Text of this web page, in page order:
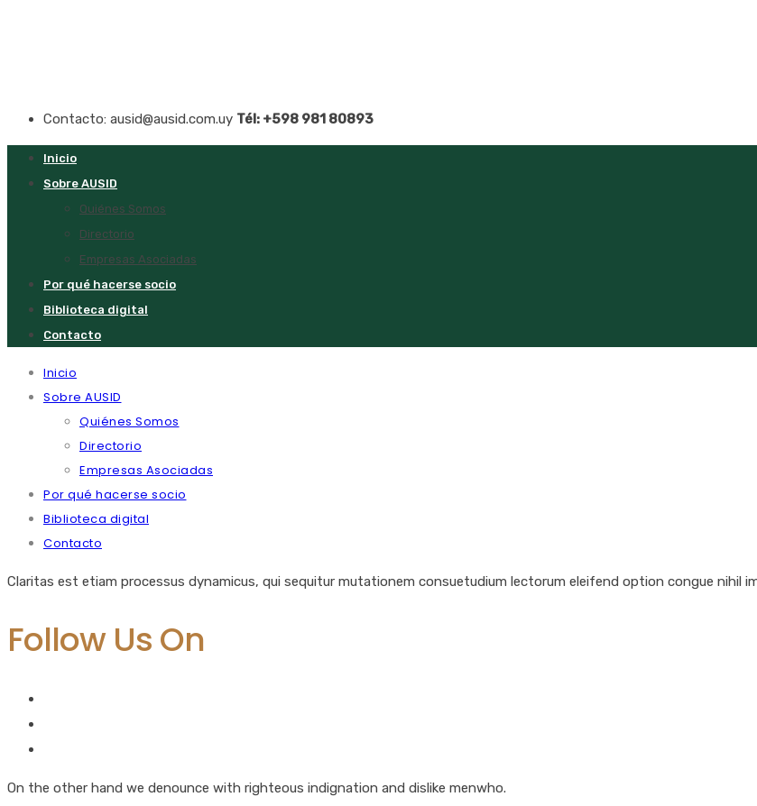
Contacto: ausid@ausid.com.uy Tél: +598 981 80893
Inicio
Sobre AUSID
Quiénes Somos
Directorio
Empresas Asociadas
Por qué hacerse socio
Biblioteca digital
Contacto
Inicio
Sobre AUSID
Quiénes Somos
Directorio
Empresas Asociadas
Por qué hacerse socio
Biblioteca digital
Contacto
Claritas est etiam processus dynamicus, qui sequitur mutationem consuetudium lectorum eleifend option congue nihil
Follow Us On
On the other hand we denounce with righteous indignation and dislike menwho.